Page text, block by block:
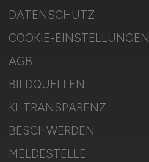
DATENSCHUTZ
COOKIE-EINSTELLUNGEN
AGB
BILDQUELLEN
KI-TRANSPARENZ
BESCHWERDEN
MELDESTELLE